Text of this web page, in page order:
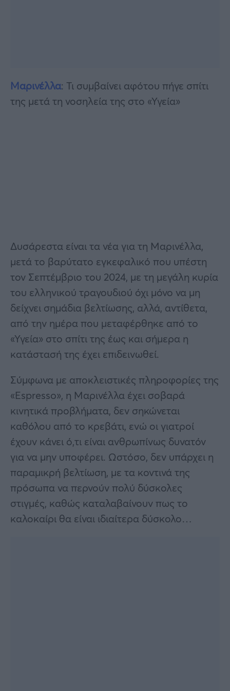
Μαρινέλλα: Τι συμβαίνει αφότου πήγε σπίτι
της μετά τη νοσηλεία της στο «Υγεία»
Δυσάρεστα είναι τα νέα για τη Μαρινέλλα,
μετά το βαρύτατο εγκεφαλικό που υπέστη
τον Σεπτέμβριο του 2024, με τη μεγάλη κυρία
του ελληνικού τραγουδιού όχι μόνο να μη
δείχνει σημάδια βελτίωσης, αλλά, αντίθετα,
από την ημέρα που μεταφέρθηκε από το
«Υγεία» στο σπίτι της έως και σήμερα η
κατάστασή της έχει επιδεινωθεί.
Σύμφωνα με αποκλειστικές πληροφορίες της
«Espresso», η Μαρινέλλα έχει σοβαρά
κινητικά προβλήματα, δεν σηκώνεται
καθόλου από το κρεβάτι, ενώ οι γιατροί
έχουν κάνει ό,τι είναι ανθρωπίνως δυνατόν
για να μην υποφέρει. Ωστόσο, δεν υπάρχει η
παραμικρή βελτίωση, με τα κοντινά της
πρόσωπα να περνούν πολύ δύσκολες
στιγμές, καθώς καταλαβαίνουν πως το
καλοκαίρι θα είναι ιδιαίτερα δύσκολο…